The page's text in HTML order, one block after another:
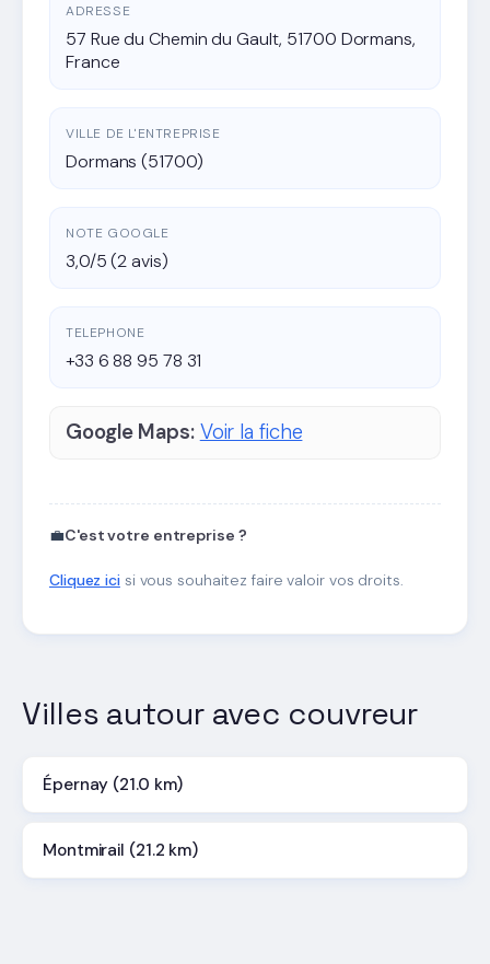
ADRESSE
57 Rue du Chemin du Gault, 51700 Dormans,
France
VILLE DE L'ENTREPRISE
Dormans (51700)
NOTE GOOGLE
3,0/5 (2 avis)
TELEPHONE
+33 6 88 95 78 31
Google Maps: Voir la fiche
💼C'est votre entreprise ?
Cliquez icisi vous souhaitez faire valoir vos droits.
Villes autour avec couvreur
Épernay (21.0 km)
Montmirail (21.2 km)